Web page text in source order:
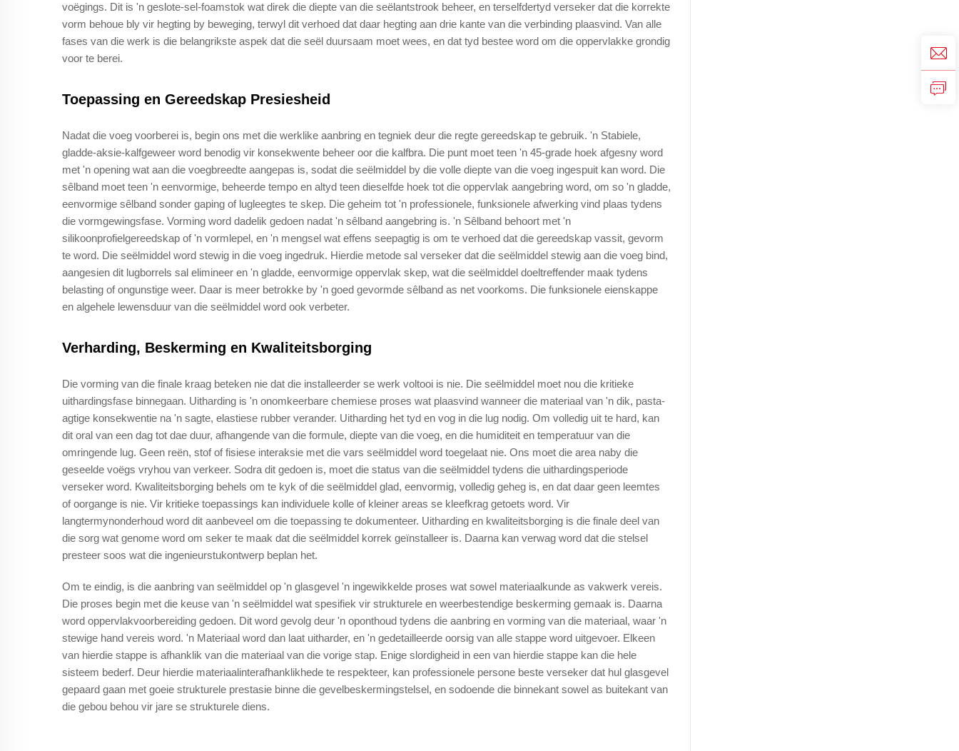
voëgings. Dit is 'n geslote-sel-foamstok wat direk die diepte van die seëlantstrook beheer, en terselfdertyd verseker dat die korrekte
vorm behoue bly vir hegting by beweging, terwyl dit verhoed dat daar hegting aan drie kante van die verbinding plaasvind. Van alle
fases van die werk is die belangrikste aspek dat die seël duursaam moet wees, en dat tyd bestee word om die oppervlakke grondig
voor te berei.
Toepassing en Gereedskap Presiesheid
Nadat die voeg voorberei is, begin ons met die werklike aanbring en tegniek deur die regte gereedskap te gebruik. 'n Stabiele,
gladde-aksie-kalfgeweer word benodig vir konsekwente beheer oor die kalfbra. Die punt moet teen 'n 45-grade hoek afgesny word
met 'n opening wat aan die voegbreedte aangepas is, sodat die seëlmiddel by die volle diepte van die voeg ingespuit kan word. Die
sêlband moet teen 'n eenvormige, beheerde tempo en altyd teen dieselfde hoek tot die oppervlak aangebring word, om so 'n gladde,
eenvormige sêlband sonder gaping of lugleegtes te skep. Die geheim tot 'n professionele, funksionele afwerking vind plaas tydens
die vormgewingsfase. Vorming word dadelik gedoen nadat 'n sêlband aangebring is. 'n Sêlband behoort met 'n
silikoonprofielgereedskap of 'n vormlepel, en 'n mengsel wat effens seepagtig is om te verhoed dat die gereedskap vassit, gevorm
te word. Die seëlmiddel word stewig in die voeg ingedruk. Hierdie metode sal verseker dat die seëlmiddel stewig aan die voeg bind,
aangesien dit lugborrels sal elimineer en 'n gladde, eenvormige oppervlak skep, wat die seëlmiddel doeltreffender maak tydens
belasting of ongunstige weer. Daar is meer betrokke by 'n goed gevormde sêlband as net voorkoms. Die funksionele eienskappe
en algehele lewensduur van die seëlmiddel word ook verbeter.
Verharding, Beskerming en Kwaliteitsborging
Die vorming van die finale kraag beteken nie dat die installeerder se werk voltooi is nie. Die seëlmiddel moet nou die kritieke
uithardingsfase binnegaan. Uitharding is 'n onomkeerbare chemiese proses wat plaasvind wanneer die materiaal van 'n dik, pasta-
agtige konsekwentie na 'n sagte, elastiese rubber verander. Uitharding het tyd en vog in die lug nodig. Om volledig uit te hard, kan
dit oral van een dag tot dae duur, afhangende van die formule, diepte van die voeg, en die humiditeit en temperatuur van die
omringende lug. Geen reën, stof of fisiese interaksie met die vars seëlmiddel word toegelaat nie. Ons moet die area naby die
geseelde voëgs vryhou van verkeer. Sodra dit gedoen is, moet die status van die seëlmiddel tydens die uithardingsperiode
verseker word. Kwaliteitsborging behels om te kyk of die seëlmiddel glad, eenvormig, volledig geheg is, en dat daar geen leemtes
of oorgange is nie. Vir kritieke toepassings kan individuele kolle of kleiner areas se kleefkrag getoets word. Vir
langtermynonderhoud word dit aanbeveel om die toepassing te dokumenteer. Uitharding en kwaliteitsborging is die finale deel van
die sorg wat genome word om seker te maak dat die seëlmiddel korrek geïnstalleer is. Daarna kan verwag word dat die stelsel
presteer soos wat die ingenieurstukontwerp beplan het.
Om te eindig, is die aanbring van seëlmiddel op 'n glasgevel 'n ingewikkelde proses wat sowel materiaalkunde as vakwerk vereis.
Die proses begin met die keuse van 'n seëlmiddel wat spesifiek vir strukturele en weerbestendige beskerming gemaak is. Daarna
word oppervlakvoorbereiding gedoen. Dit word gevolg deur 'n oponthoud tydens die aanbring en vorming van die materiaal, waar 'n
stewige hand vereis word. 'n Materiaal word dan laat uitharder, en 'n gedetailleerde oorsig van alle stappe word uitgevoer. Elkeen
van hierdie stappe is afhanklik van die materiaal van die vorige stap. Enige slordigheid in een van hierdie stappe kan die hele
sisteem bederf. Deur hierdie materiaalinterafhanklikhede te respekteer, kan professionele persone beste verseker dat hul glasgevel
gepaard gaan met goeie strukturele prestasie binne die gevelbeskermingstelsel, en sodoende die binnekant sowel as buitekant van
die gebou behou vir jare se strukturele diens.